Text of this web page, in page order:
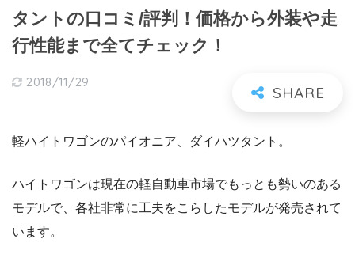
タントの口コミ/評判！価格から外装や走
行性能まで全てチェック！
2018/11/29
軽ハイトワゴンのパイオニア、ダイハツタント。
ハイトワゴンは現在の軽自動車市場でもっとも勢いのある
モデルで、各社非常に工夫をこらしたモデルが発売されて
います。